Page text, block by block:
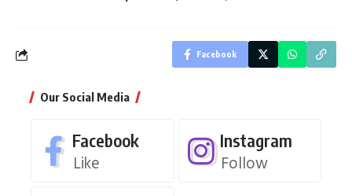
Facebook
Our Social Media
Facebook
Like
Instagram
Follow